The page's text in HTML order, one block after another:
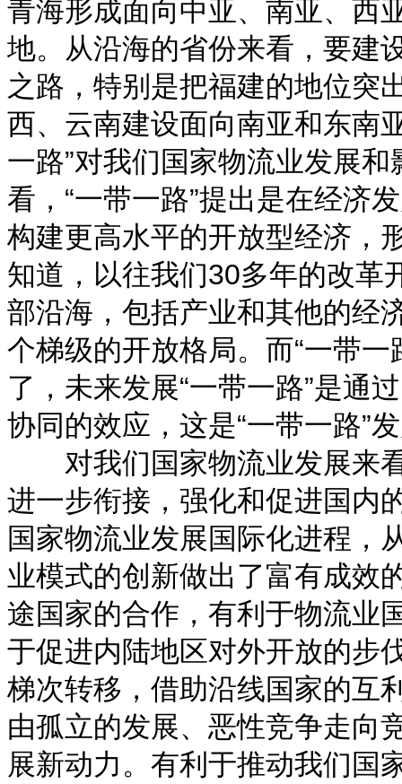
青海形成面向中亚、南亚、西
地。从沿海的省份来看，要建
之路，特别是把福建的地位突
西、云南建设面向南亚和东南
一路”对我们国家物流业发展
看，“一带一路”提出是在经济
构建更高水平的开放型经济，
知道，以往我们30多年的改革
部沿海，包括产业和其他的经
个梯级的开放格局。而“一带
了，未来发展“一带一路”是通
协同的效应，这是“一带一路”
对我们国家物流业发展来看
进一步衔接，强化和促进国内
国家物流业发展国际化进程，
业模式的创新做出了富有成效
途国家的合作，有利于物流业
于促进内陆地区对外开放的步
梯次转移，借助沿线国家的互
由孤立的发展、恶性竞争走向
展新动力。有利于推动我们国